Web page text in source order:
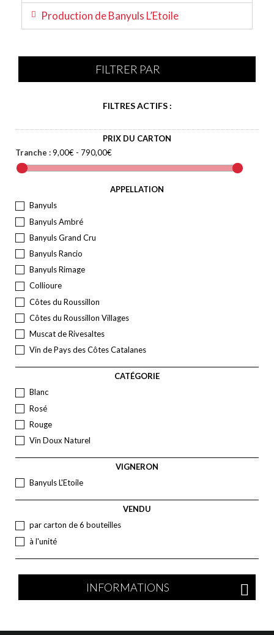
Production de Banyuls L’Etoile
FILTRER PAR
FILTRES ACTIFS :
PRIX DU CARTON
Tranche :9,00€ - 790,00€
APPELLATION
Banyuls
Banyuls Ambré
Banyuls Grand Cru
Banyuls Rancio
Banyuls Rimage
Collioure
Côtes du Roussillon
Côtes du Roussillon Villages
Muscat de Rivesaltes
Vin de Pays des Côtes Catalanes
CATÉGORIE
Blanc
Rosé
Rouge
Vin Doux Naturel
VIGNERON
Banyuls L'Etoile
VENDU
par carton de 6 bouteilles
à l'unité
INFORMATIONS